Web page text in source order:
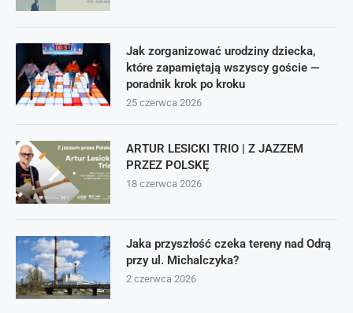
Jak zorganizować urodziny dziecka,
które zapamiętają wszyscy goście —
poradnik krok po kroku
25 czerwca 2026
ARTUR LESICKI TRIO | Z JAZZEM
PRZEZ POLSKĘ
18 czerwca 2026
Jaka przyszłość czeka tereny nad Odrą
przy ul. Michalczyka?
2 czerwca 2026